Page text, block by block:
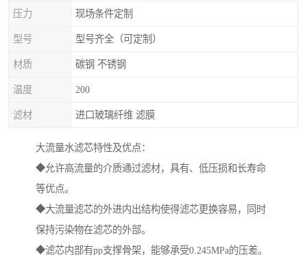
压力 现场条件定制
型号 型号齐全（可定制）
材质 碳钢 不锈钢
温度 200
滤材 进口玻璃纤维 滤膜
大流量水滤芯特性及优点：
◆允许高流量的介质通过滤材，具有、低压损和长寿命
等优点。
◆大流量滤芯的外进内出结构使得滤芯更换容易，同时
保持污染物在滤芯的外部。
◆滤芯内部有pp支撑骨架，能够承受0.245MPa的压差。